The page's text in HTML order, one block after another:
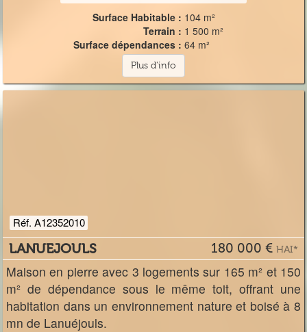
Surface Habitable : 104 m²
Terrain : 1 500 m²
Surface dépendances : 64 m²
Plus d'info
Réf. A12352010
LANUEJOULS 180 000 € HAI*
Maison en pierre avec 3 logements sur 165 m² et 150
m² de dépendance sous le même toit, offrant une
habitation dans un environnement nature et boisé à 8
mn de Lanuéjouls.